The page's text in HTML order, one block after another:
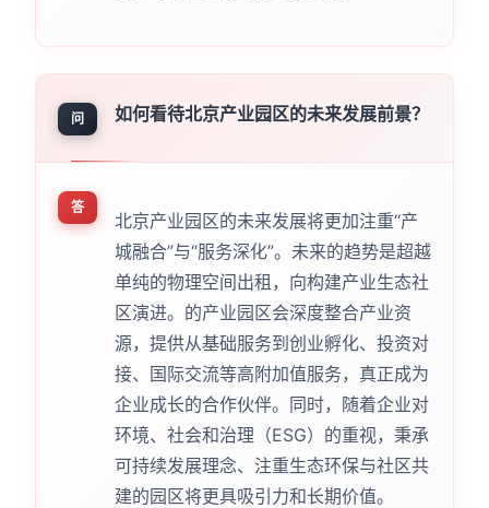
问 如何看待北京产业园区的未来发展前景？
答
北京产业园区的未来发展将更加注重“产
城融合”与“服务深化”。未来的趋势是超越
单纯的物理空间出租，向构建产业生态社
区演进。的产业园区会深度整合产业资
源，提供从基础服务到创业孵化、投资对
接、国际交流等高附加值服务，真正成为
企业成长的合作伙伴。同时，随着企业对
环境、社会和治理（ESG）的重视，秉承
可持续发展理念、注重生态环保与社区共
建的园区将更具吸引力和长期价值。